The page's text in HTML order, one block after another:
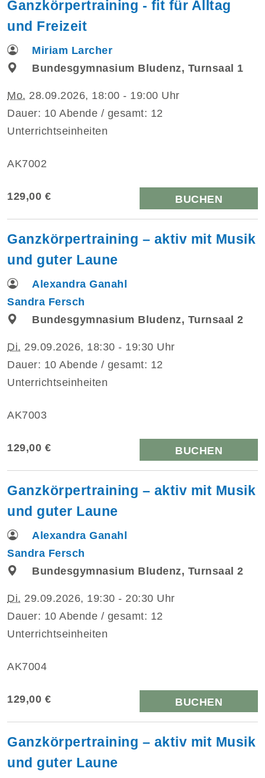
Ganzkörpertraining - fit für Alltag
und Freizeit
Miriam Larcher
Bundesgymnasium Bludenz, Turnsaal 1
Mo. 28.09.2026, 18:00 - 19:00 Uhr
Dauer: 10 Abende / gesamt: 12
Unterrichtseinheiten
AK7002
129,00 € BUCHEN
Ganzkörpertraining – aktiv mit Musik
und guter Laune
Alexandra Ganahl
Sandra Fersch
Bundesgymnasium Bludenz, Turnsaal 2
Di. 29.09.2026, 18:30 - 19:30 Uhr
Dauer: 10 Abende / gesamt: 12
Unterrichtseinheiten
AK7003
129,00 € BUCHEN
Ganzkörpertraining – aktiv mit Musik
und guter Laune
Alexandra Ganahl
Sandra Fersch
Bundesgymnasium Bludenz, Turnsaal 2
Di. 29.09.2026, 19:30 - 20:30 Uhr
Dauer: 10 Abende / gesamt: 12
Unterrichtseinheiten
AK7004
129,00 € BUCHEN
Ganzkörpertraining – aktiv mit Musik
und guter Laune